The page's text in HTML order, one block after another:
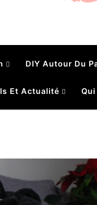
DIY Autour Du
Et Actualité